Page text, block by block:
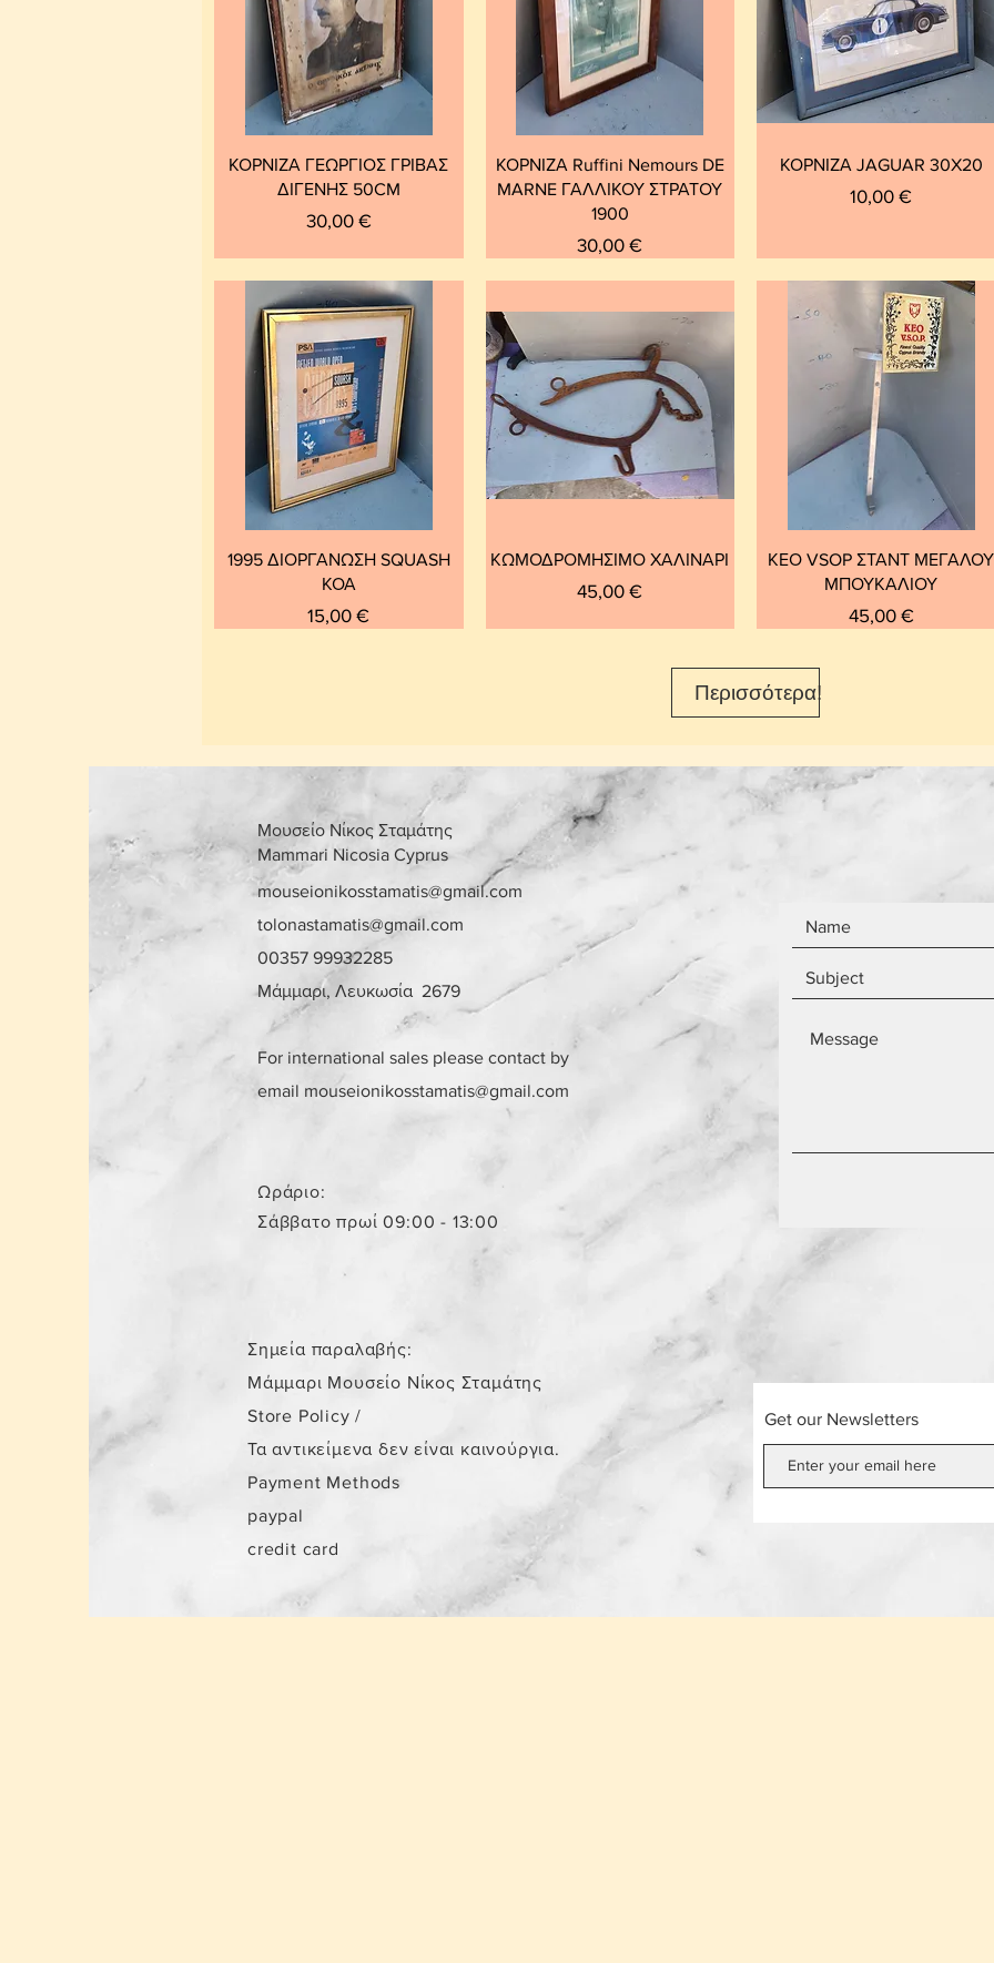
ΚΟΡΝΙΖΑ ΓΕΩΡΓΙΟΣ ΓΡΙΒΑΣ
ΔΙΓΕΝΗΣ 50CM
Τιμή
30,00 €
ΚΟΡΝΙΖΑ Ruffini Nemours DE
MARNE ΓΑΛΛΙΚΟΥ ΣΤΡΑΤΟΥ
1900
Τιμή
30,00 €
ΚΟΡΝΙΖΑ JAGUAR 30X20
Τιμή
10,00 €
1995 ΔΙΟΡΓΑΝΩΣΗ SQUASH
ΚΟΑ
Τιμή
15,00 €
ΚΩΜΟΔΡΟΜΗΣΙΜΟ ΧΑΛΙΝΑΡΙ
Τιμή
45,00 €
ΚΕΟ VSOP ΣΤΑΝΤ ΜΕΓΑΛΟΥ
ΜΠΟΥΚΑΛΙΟΥ
Τιμή
45,00 €
Περισσότερα!
Μουσείο Νίκος Σταμάτης
Mammari Nicosia Cyprus
mouseionikosstamatis@gmail.com
tolonastamatis@gmail.com
00357 99932285
Μάμμαρι, Λευκωσία 2679
For international sales please contact by
email mouseionikosstamatis@gmail.com
Ωράριο:
Σάββατο πρωί 09:00 - 13:00
Σημεία παραλαβής:
Μάμμαρι Μουσείο Νίκος Σταμάτης
Store Policy/
Τα αντικείμενα δεν είναι καινούργια.
Payment Methods
paypal
credit card
Get our Newsletters